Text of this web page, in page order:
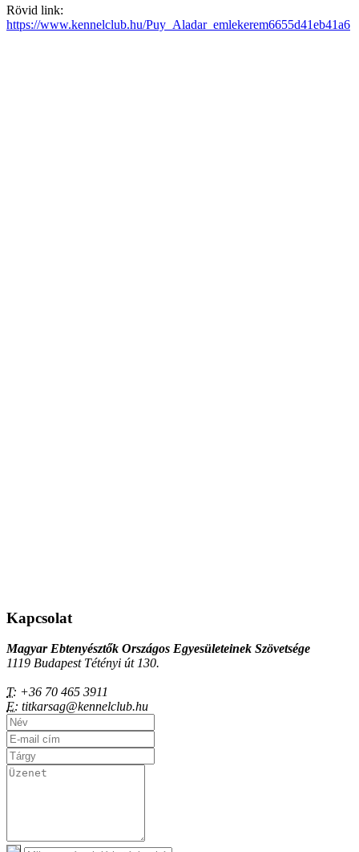
Rövid link:
https://www.kennelclub.hu/Puy_Aladar_emlekerem6655d41eb41a6
Kapcsolat
Magyar Ebtenyésztők Országos Egyesületeinek Szövetsége
1119 Budapest Tétényi út 130.
T: +36 70 465 3911
E: titkarsag@kennelclub.hu